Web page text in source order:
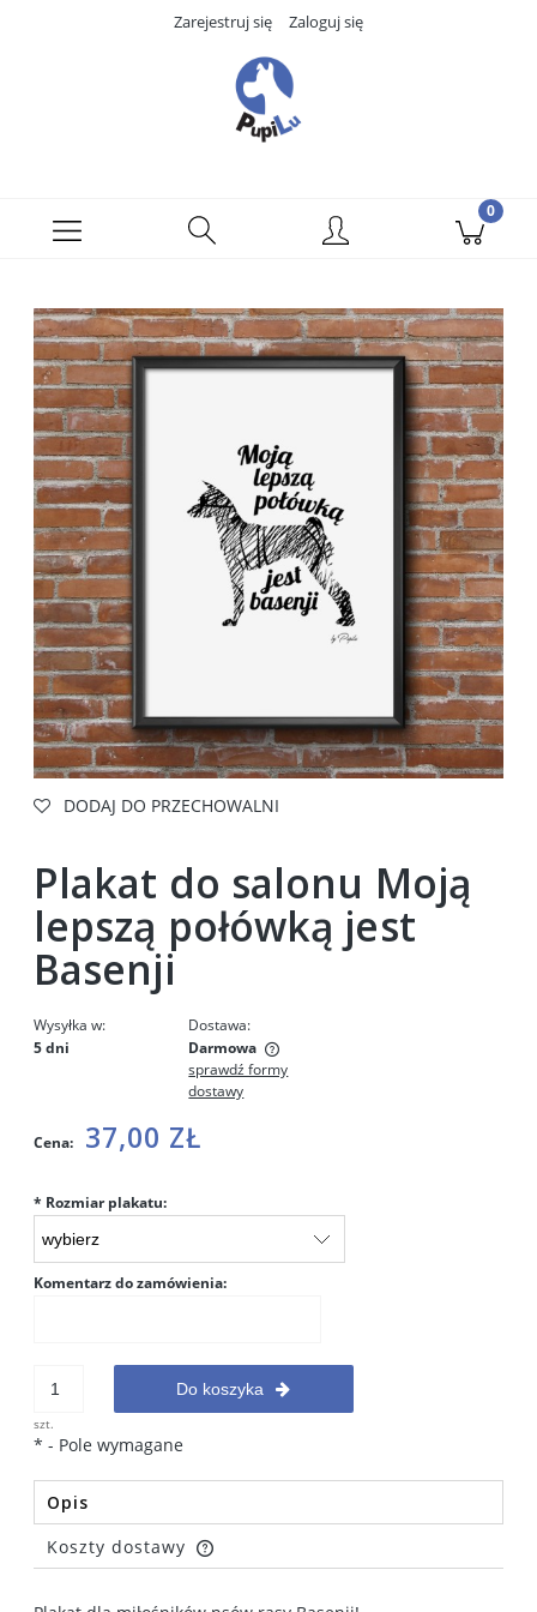
Zarejestruj się Zaloguj się
DODAJ DO PRZECHOWALNI
Plakat do salonu Moją
lepszą połówką jest
Basenji
Wysyłka w:
5 dni
Dostawa:
Darmowa
Cena nie zawiera ewentualnych kosztów płatności
sprawdź formy
dostawy
Cena: 37,00 ZŁ
* Rozmiar plakatu:
Komentarz do zamówienia:
szt.
Do koszyka
* - Pole wymagane
Opis
Koszty dostawy
Cena nie zawiera ewentualnych kosztów płatności